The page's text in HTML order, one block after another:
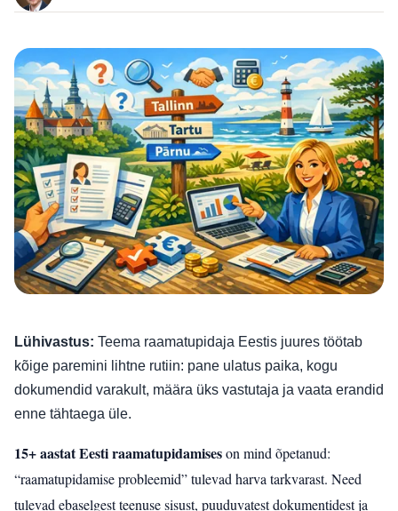
Lühivastus: Teema raamatupidaja Eestis juures töötab
kõige paremini lihtne rutiin: pane ulatus paika, kogu
dokumendid varakult, määra üks vastutaja ja vaata erandid
enne tähtaega üle.
15+ aastat Eesti raamatupidamiseson mind õpetanud:
“raamatupidamise probleemid” tulevad harva tarkvarast. Need
tulevad ebaselgest teenuse sisust, puuduvatest dokumentidest ja